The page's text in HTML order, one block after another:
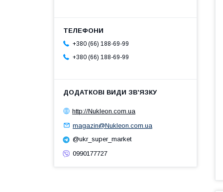
+380 (66) 188-69-99
+380 (66) 188-69-99
http://Nukleon.com.ua
magazin@Nukleon.com.ua
@ukr_super_market
0990177727